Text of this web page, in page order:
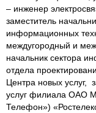
– инженер
заместитель
информационных
междугородный и
начальник сектора
отдела
Центра новых услуг,
услуг филиала ОАО
Телефон»)